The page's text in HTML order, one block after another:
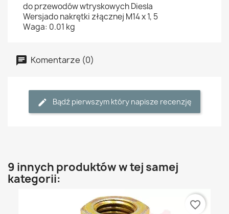
do przewodów wtryskowych Diesla
Wersjado nakrętki złącznej M14 x 1, 5
Waga: 0.01 kg
Komentarze (0)
Bądź pierwszym który napisze recenzję
9 innych produktów w tej samej
kategorii:
favorite_border